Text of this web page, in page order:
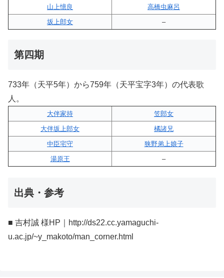
山上憶良
高橋虫麻呂
坂上郎女
–
第四期
733年（天平5年）から759年（天平宝字3年）の代表歌
人。
大伴家持
笠郎女
大伴坂上郎女
橘諸兄
中臣宅守
狭野弟上娘子
湯原王
–
出典・参考
■ 吉村誠 様HP｜http://ds22.cc.yamaguchi-
u.ac.jp/~y_makoto/man_corner.html